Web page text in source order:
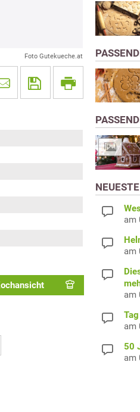
Foto Gutekueche.at
am
am
am
am
50
am